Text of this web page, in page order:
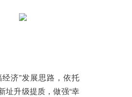
经济”发展思路，依托
址升级提质，做强“幸